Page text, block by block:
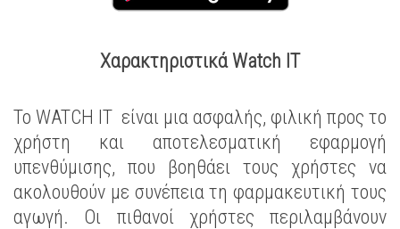
Χαρακτηριστικά Watch IT
Το WATCH IT είναι μια ασφαλής, φιλική προς το
χρήστη και αποτελεσματική εφαρμογή
υπενθύμισης, που βοηθάει τους χρήστες να
ακολουθούν με συνέπεια τη φαρμακευτική τους
αγωγή. Οι πιθανοί χρήστες περιλαμβάνουν